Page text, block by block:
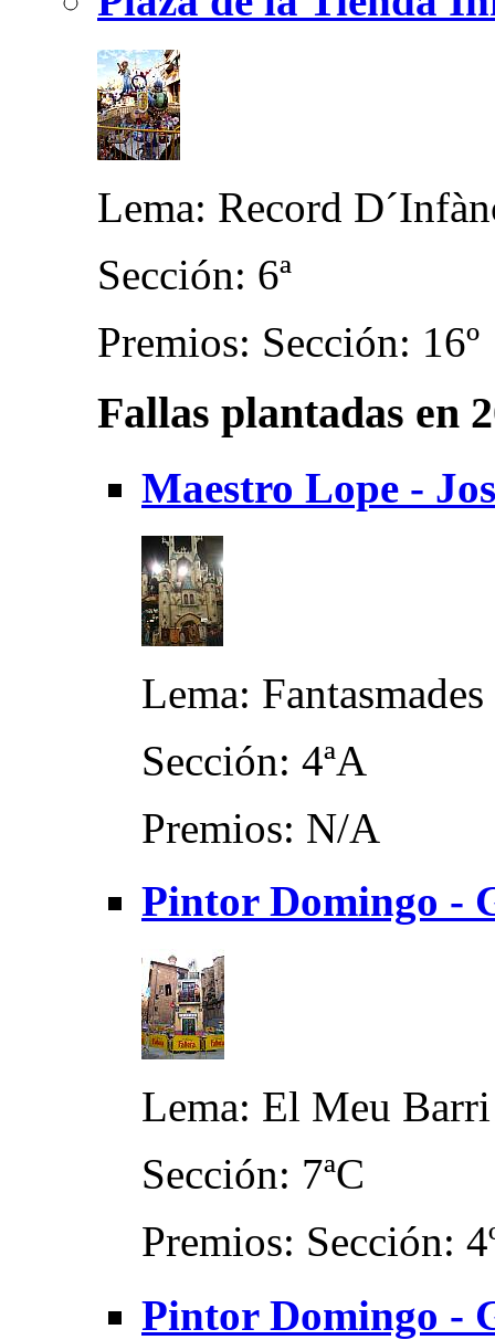
Lema: Record
Sección: 6ª
Premios: Sección: 16º
Fallas plantadas en
Maestro Lope -
Lema: Fantasmades
Sección: 4ªA
Premios: N/A
Pintor Domingo -
Lema: El Meu Barri
Sección: 7ªC
Premios: Sección:
Pintor Domingo -